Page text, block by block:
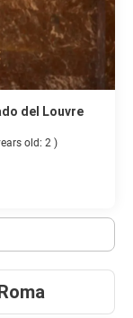
del Louvre
old: 2 )